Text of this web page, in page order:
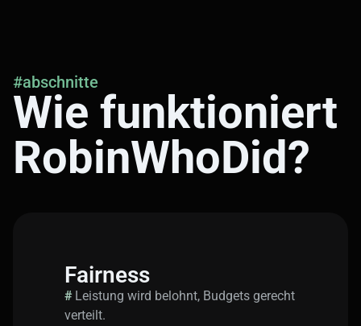
#abschnitte
Wie funktioniert
RobinWhoDid?
Fairness
# Leistung wird belohnt, Budgets gerecht
verteilt.